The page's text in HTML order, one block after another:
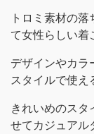
トロミ素材の
て女性らしい着
デザインやカラ
スタイルで使え
きれいめのスタ
せてカジュアル